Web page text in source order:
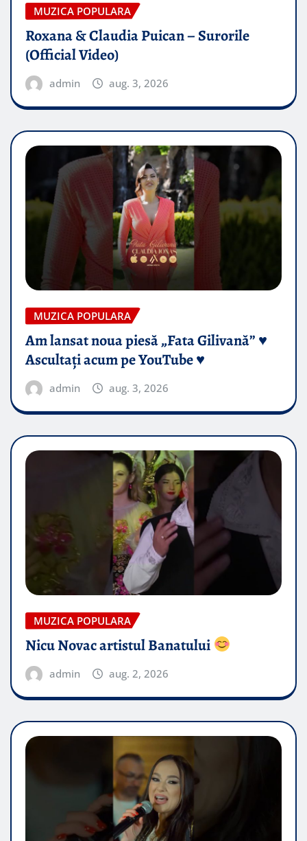
MUZICA POPULARA
Roxana & Claudia Puican – Surorile
(Official Video)
admin aug. 3, 2026
MUZICA POPULARA
Am lansat noua piesă „Fata Gilivană” ♥️
Ascultați acum pe YouTube ♥️
admin aug. 3, 2026
MUZICA POPULARA
Nicu Novac artistul Banatului
admin aug. 2, 2026